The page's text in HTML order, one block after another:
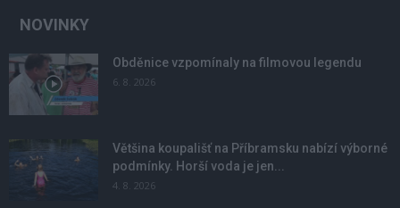
NOVINKY
Obděnice vzpomínaly na filmovou legendu
6. 8. 2026
Většina koupališť na Příbramsku nabízí výborné
podmínky. Horší voda je jen...
4. 8. 2026